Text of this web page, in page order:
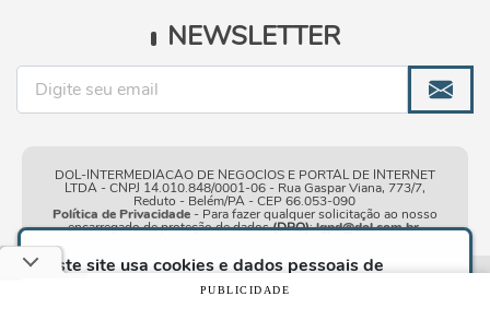
Este site usa cookies e dados pessoais de
acordo com os nossosTermos de Uso e Política
e, ao continuar navegando neste
NEWSLETTER
DOL-INTERMEDIACAO DE NEGOCIOS E PORTAL DE INTERNET
LTDA - CNPJ 14.010.848/0001-06 - Rua Gaspar Viana, 773/7,
Reduto - Belém/PA - CEP 66.053-090
Política de Privacidade- Para fazer qualquer solicitação ao nosso
encarregado de proteção de dados(DPO):lgpd@dol.com.br.
| © Copyright 2010-2026 DOL - Diário
PUBLICIDADE